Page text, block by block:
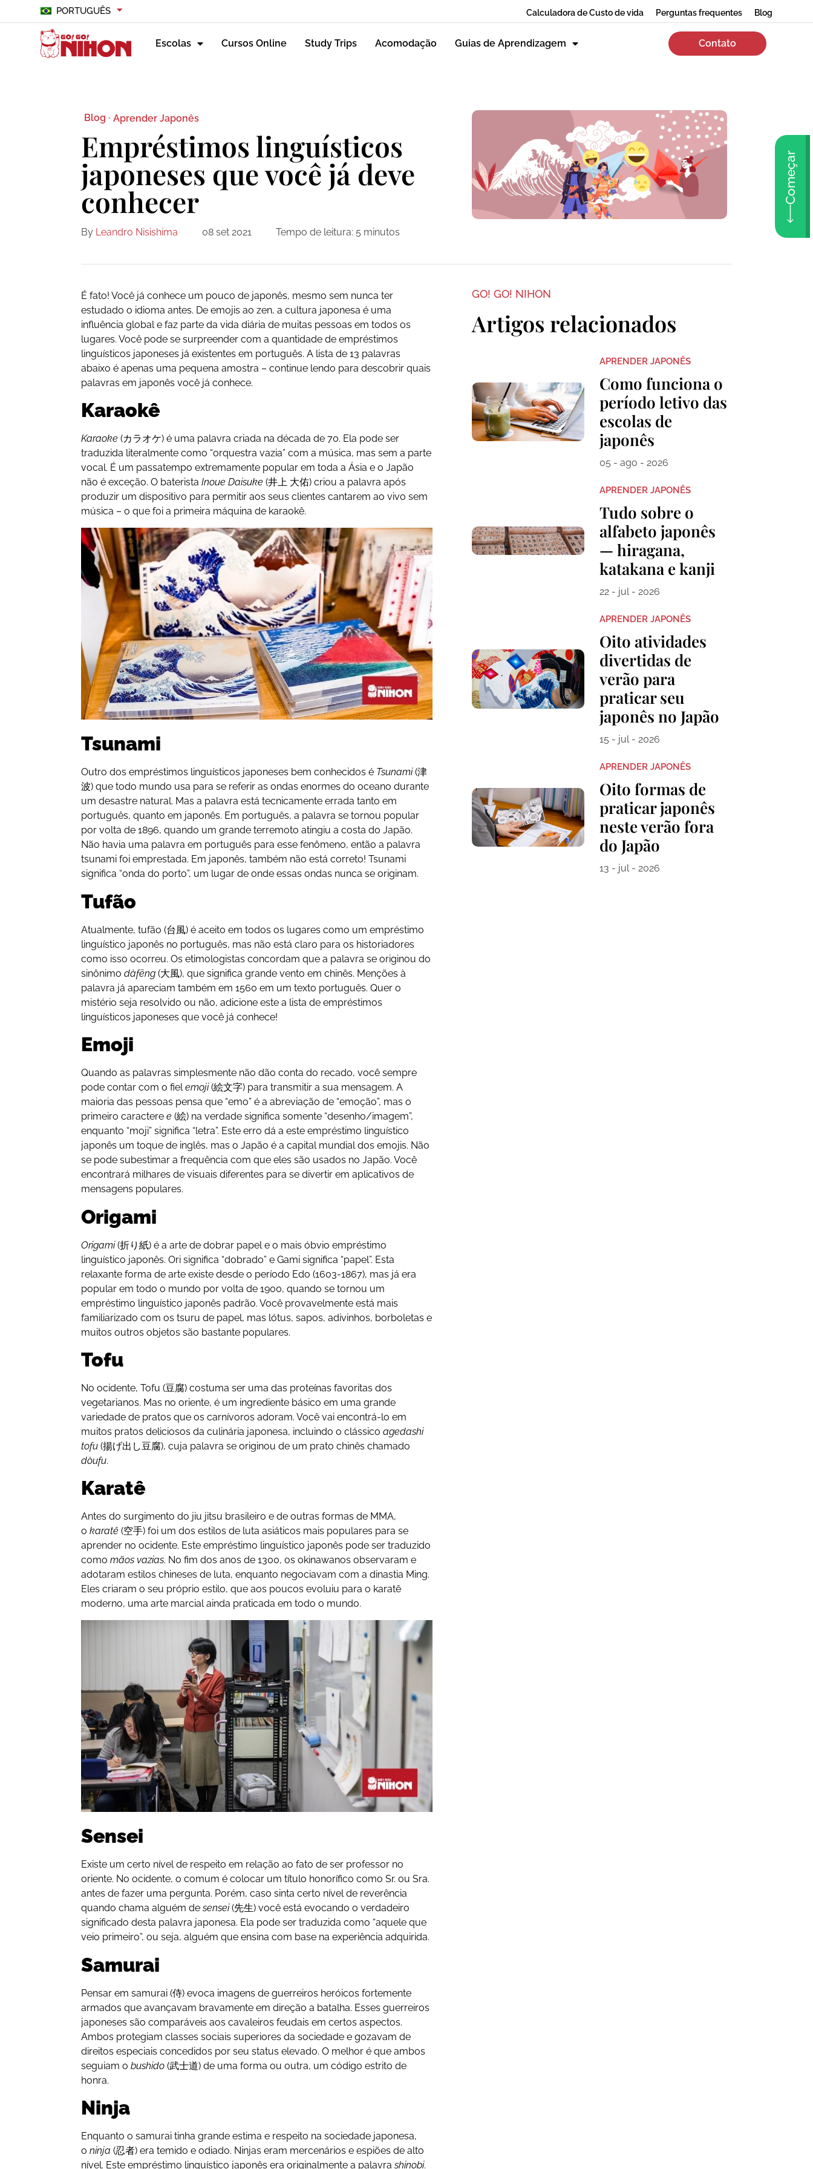
PORTUGUÊS Calculadora de Custo de vida Perguntas frequentes Blog
Escolas Cursos Online Study Trips Acomodação Guias de Aprendizagem Contato
Começar
Blog · Aprender Japonês
Empréstimos linguísticos
japoneses que você já deve
conhecer
By Leandro Nisishima 08 set 2021 Tempo de leitura: 5 minutos
É fato! Você já conhece um pouco de japonês, mesmo sem nunca ter
estudado o idioma antes. De emojis ao zen, a cultura japonesa é uma
influência global e faz parte da vida diária de muitas pessoas em todos os
lugares. Você pode se surpreender com a quantidade de empréstimos
linguísticos japoneses já existentes em português. A lista de 13 palavras
abaixo é apenas uma pequena amostra – continue lendo para descobrir quais
palavras em japonês você já conhece.
Karaokê
Karaoke(カラオケ) é uma palavra criada na década de 70. Ela pode ser
traduzida literalmente como “orquestra vazia” com a música, mas sem a parte
vocal. É um passatempo extremamente popular em toda a Ásia e o Japão
não é exceção. O bateristaInoue Daisuke (井上 大佑) criou a palavra após
produzir um dispositivo para permitir aos seus clientes cantarem ao vivo sem
música – o que foi a primeira máquina de karaokê.
Tsunami
Outro dos empréstimos linguísticos japoneses bem conhecidos é Tsunami(津
波) que todo mundo usa para se referir as ondas enormes do oceano durante
um desastre natural. Mas a palavra está tecnicamente errada tanto em
português, quanto em japonês. Em português, a palavra se tornou popular
por volta de 1896, quando um grande terremoto atingiu a costa do Japão.
Não havia uma palavra em português para esse fenômeno, então a palavra
tsunami foi emprestada. Em japonês, também não está correto! Tsunami
significa “onda do porto”, um lugar de onde essas ondas nunca se originam.
Tufão
Atualmente, tufão (台風) é aceito em todos os lugares como um empréstimo
linguístico japonês no português, mas não está claro para os historiadores
como isso ocorreu. Os etimologistas concordam que a palavra se originou do
sinônimodàfēng (大風), que significa grande vento em chinês. Menções à
palavra já apareciam também em 1560 em um texto português. Quer o
mistério seja resolvido ou não, adicione este a lista de empréstimos
linguísticos japoneses que você já conhece!
Emoji
Quando as palavras simplesmente não dão conta do recado, você sempre
pode contar com o fielemoji(絵文字) para transmitir a sua mensagem. A
maioria das pessoas pensa que “emo” é a abreviação de “emoção”, mas o
primeiro caractere e (絵) na verdade significa somente “desenho/imagem”,
enquanto “moji” significa “letra”. Este erro dá a este empréstimo linguístico
japonês um toque de inglês, mas o Japão é a capital mundial dos emojis. Não
se pode subestimar a frequência com que eles são usados no Japão. Você
encontrará milhares de visuais diferentes para se divertir em aplicativos de
mensagens populares.
Origami
Origami(折り紙) é a arte de dobrar papel e o mais óbvio empréstimo
linguístico japonês. Ori significa “dobrado” e Gami significa “papel”. Esta
relaxante forma de arte existe desde o período Edo (1603-1867), mas já era
popular em todo o mundo por volta de 1900, quando se tornou um
empréstimo linguístico japonês padrão. Você provavelmente está mais
familiarizado com os tsuru de papel, mas lótus, sapos, adivinhos, borboletas e
muitos outros objetos são bastante populares.
Tofu
No ocidente, Tofu (豆腐) costuma ser uma das proteínas favoritas dos
vegetarianos. Mas no oriente, é um ingrediente básico em uma grande
variedade de pratos que os carnívoros adoram. Você vai encontrá-lo em
muitos pratos deliciosos da culinária japonesa, incluindo o clássicoagedashi
tofu (揚げ出し豆腐), cuja palavra se originou de um prato chinês chamado
dòufu.
Karatê
Antes do surgimento do jiu jitsu brasileiro e de outras formas de MMA,
okaratê (空手) foi um dos estilos de luta asiáticos mais populares para se
aprender no ocidente. Este empréstimo linguístico japonês pode ser traduzido
comomãos vazias. No fim dos anos de 1300, os okinawanos observaram e
adotaram estilos chineses de luta, enquanto negociavam com a dinastia Ming.
Eles criaram o seu próprio estilo, que aos poucos evoluiu para o karatê
moderno, uma arte marcial ainda praticada em todo o mundo.
Sensei
Existe um certo nível de respeito em relação ao fato de ser professor no
oriente. No ocidente, o comum é colocar um título honorífico como Sr. ou Sra.
antes de fazer uma pergunta. Porém, caso sinta certo nível de reverência
quando chama alguém desensei(先生) você está evocando o verdadeiro
significado desta palavra japonesa. Ela pode ser traduzida como “aquele que
veio primeiro”, ou seja, alguém que ensina com base na experiência adquirida.
Samurai
Pensar em samurai (侍) evoca imagens de guerreiros heróicos fortemente
armados que avançavam bravamente em direção a batalha. Esses guerreiros
japoneses são comparáveis aos cavaleiros feudais em certos aspectos.
Ambos protegiam classes sociais superiores da sociedade e gozavam de
direitos especiais concedidos por seu status elevado. O melhor é que ambos
seguiam o bushido (武士道) de uma forma ou outra, um código estrito de
honra.
Ninja
Enquanto o samurai tinha grande estima e respeito na sociedade japonesa,
oninja(忍者) era temido e odiado. Ninjas eram mercenários e espiões de alto
nível. Este empréstimo linguístico japonês era originalmente a palavrashinobi.
GO! GO! NIHON
Artigos relacionados
APRENDER JAPONÊS
Como funciona o
período letivo das
escolas de
japonês
05 - ago - 2026
APRENDER JAPONÊS
Tudo sobre o
alfabeto japonês
— hiragana,
katakana e kanji
22 - jul - 2026
APRENDER JAPONÊS
Oito atividades
divertidas de
verão para
praticar seu
japonês no Japão
15 - jul - 2026
APRENDER JAPONÊS
Oito formas de
praticar japonês
neste verão fora
do Japão
13 - jul - 2026